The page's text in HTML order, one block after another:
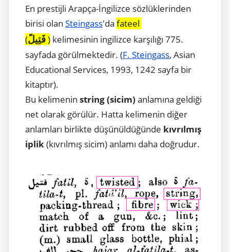
En prestijli Arapça-İngilizce sözlüklerinden
birisi olan Steingass'da fateel
(فَتِيلً) kelimesinin ingilizce karşılığı 775.
sayfada görülmektedir. (F. Steingass, Asian
Educational Services, 1993, 1242 sayfa bir
kitaptır).
Bu kelimenin string (sicim) anlamına geldiği
net olarak görülür. Hatta kelimenin diğer
anlamları birlikte düşünüldüğünde kıvrılmış
iplik(kıvrılmış sicim) anlamı daha doğrudur.